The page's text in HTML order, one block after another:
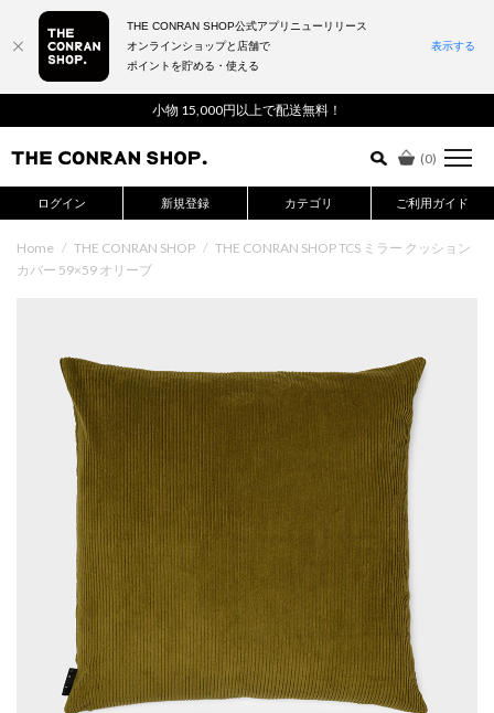
小物 15,000円以上で配送無料！
(0)
ログイン 新規登録 カテゴリ ご利用ガイド
詳細検索はこちら
Home / THE CONRAN SHOP / THE CONRAN SHOP TCS ミラー クッション
カバー 59×59 オリーブ
THE CONRAN SHOP公式アプリニューリリース
オンラインショップと店舗で
ポイントを貯める・使える
表示する